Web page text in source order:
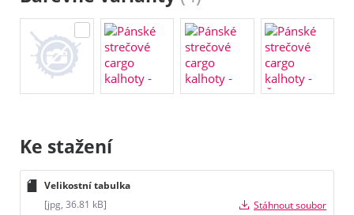
Ke stažení
Velikostní tabulka
[jpg, 36.81 kB]
Stáhnout soubor